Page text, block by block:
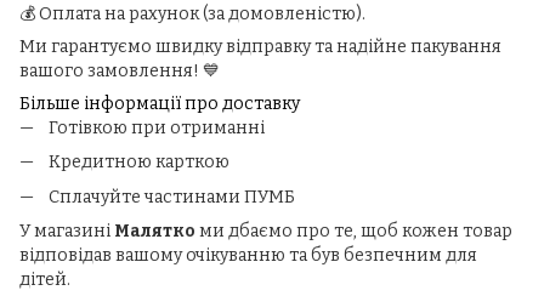
💰 Оплата на рахунок (за домовленістю).
Ми гарантуємо швидку відправку та надійне пакування
вашого замовлення! 💙
Більше інформації про доставку
Готівкою при отриманні
Кредитною карткою
Сплачуйте частинами ПУМБ
У магазині Малятко ми дбаємо про те, щоб кожен товар
відповідав вашому очікуванню та був безпечним для
дітей.